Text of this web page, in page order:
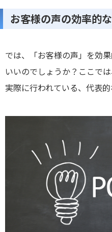
お客様の声の効率的
では、「お客様の声」を効
いいのでしょうか？ここで
実際に行われている、代表